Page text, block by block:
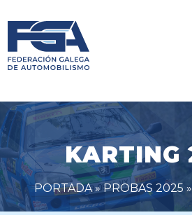
KARTING
PORTADA»PROBAS 2025 »